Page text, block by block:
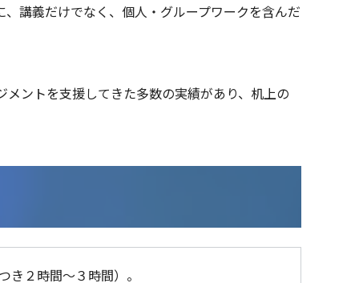
講義だけでなく、個人・グループワークを含んだ
ントを支援してきた多数の実績があり、机上の
２時間～３時間）。